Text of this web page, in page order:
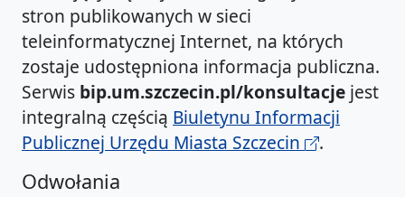
stron publikowanych w sieci
teleinformatycznej Internet, na których
zostaje udostępniona informacja publiczna.
Serwis bip.um.szczecin.pl/konsultacje jest
integralną częścią Biuletynu Informacji
Publicznej Urzędu Miasta Szczecin
.
Odwołania